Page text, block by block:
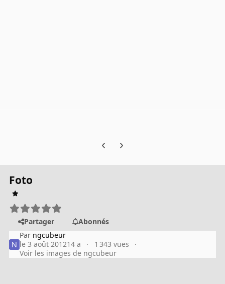
Previous carousel slide
Next carousel slide
Foto
Partager
Abonnés
Par ngcubeur
le 3 août 201214 a
1 343 vues
Voir les images de ngcubeur